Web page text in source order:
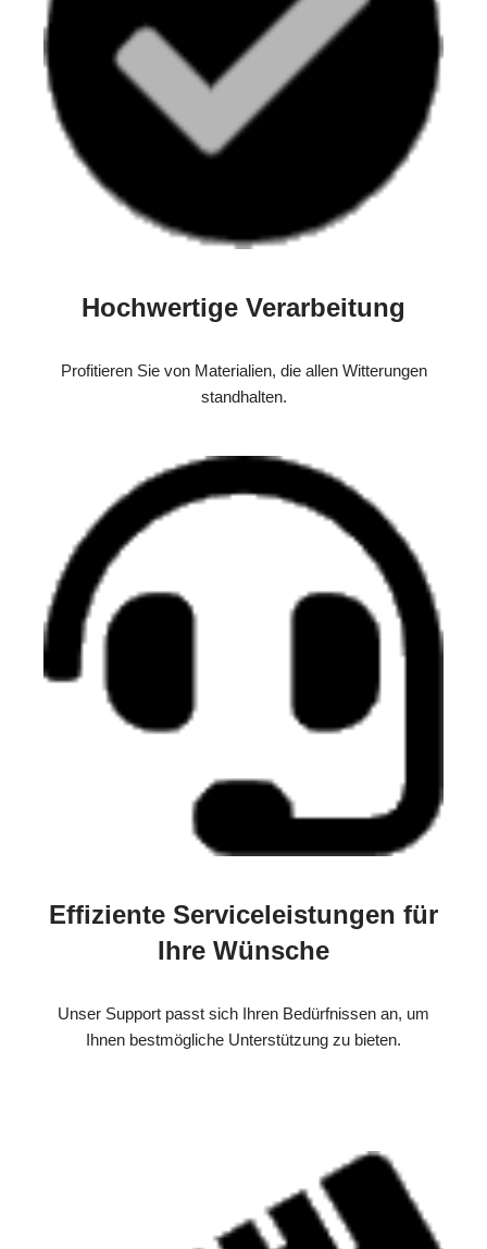
Hochwertige Verarbeitung
Profitieren Sie von Materialien, die allen Witterungen
standhalten.
Effiziente Serviceleistungen für
Ihre Wünsche
Unser Support passt sich Ihren Bedürfnissen an, um
Ihnen bestmögliche Unterstützung zu bieten.